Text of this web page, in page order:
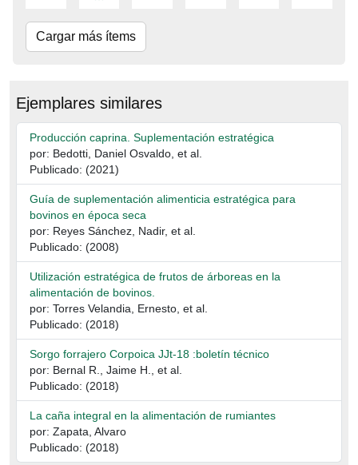
Cargar más ítems
Ejemplares similares
Producción caprina. Suplementación estratégica
por: Bedotti, Daniel Osvaldo, et al.
Publicado: (2021)
Guía de suplementación alimenticia estratégica para
bovinos en época seca
por: Reyes Sánchez, Nadir, et al.
Publicado: (2008)
Utilización estratégica de frutos de árboreas en la
alimentación de bovinos.
por: Torres Velandia, Ernesto, et al.
Publicado: (2018)
Sorgo forrajero Corpoica JJt-18 :boletín técnico
por: Bernal R., Jaime H., et al.
Publicado: (2018)
La caña integral en la alimentación de rumiantes
por: Zapata, Alvaro
Publicado: (2018)